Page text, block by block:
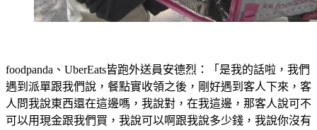
foodpanda、UberEats皆跑外送員安德烈：「是我的話啦，我們
遇到派單跟我們說，餐點實收領之後，剛好遇到客人下來，客
人問我說東西還在這邊嗎，我說對，在我這邊，那客人說可不